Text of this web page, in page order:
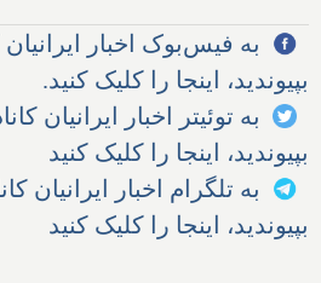
به فیس‌بوک اخبار ایرانیان
بپیوندید، اینجا را کلیک کنید.
به توئیتر اخبار ایرانیان
بپیوندید، اینجا را کلیک کنید
به تلگرام اخبار ایرانیان
بپیوندید، اینجا را کلیک کنید